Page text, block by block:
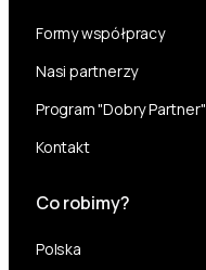
Formy współpracy
Nasi partnerzy
Program "Dobry Partner"
Kontakt
Co robimy?
Polska